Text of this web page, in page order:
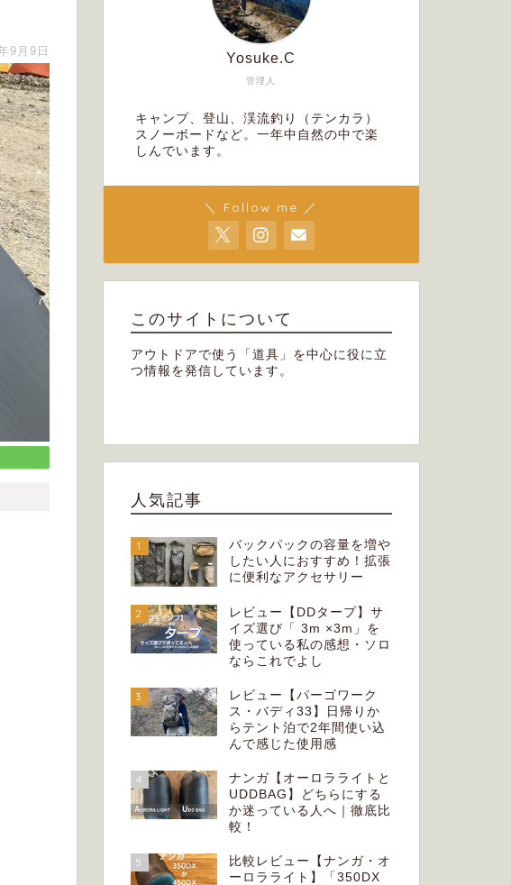
9月9日
管理人
Yosuke.C
キャンプ、登山、渓流釣り（テンカラ）
スノーボードなど。一年中自然の中で楽
しんでいます。
＼ Follow me ／
このサイトについて
アウトドアで使う「道具」を中心に役に立
つ情報を発信しています。
人気記事
1
バックパックの容量を増や
したい人におすすめ！拡張
に便利なアクセサリー
2
レビュー【DDタープ】サ
イズ選び「 3m ×3m」を
使っている私の感想・ソロ
ならこれでよし
3
レビュー【パーゴワーク
ス・バディ33】日帰りか
らテント泊で2年間使い込
んで感じた使用感
4
ナンガ【オーロラライトと
UDDBAG】どちらにする
か迷っている人へ｜徹底比
較！
5
比較レビュー【ナンガ・オ
ーロラライト】「350DX